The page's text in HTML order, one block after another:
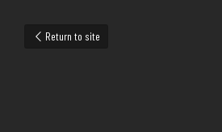
Return to site